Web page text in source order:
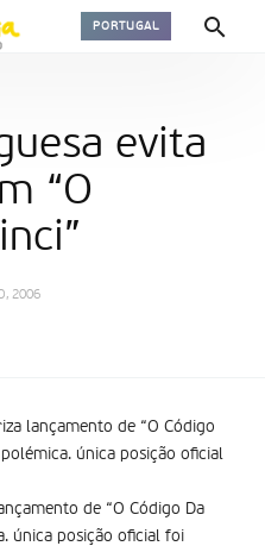
PORTUGAL
evita
“O
2006
lançamento de “O Código
única posição oficial
de “O Código Da
única posição oficial foi